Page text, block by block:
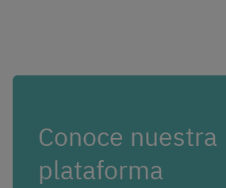
Conoce nuestra
plataforma